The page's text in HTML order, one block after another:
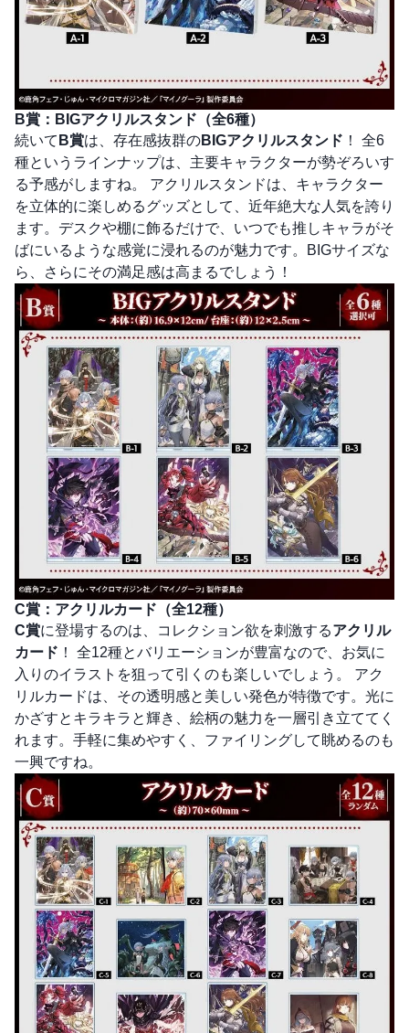
B賞：BIGアクリルスタンド（全6種）
続いて B賞は、存在感抜群のBIGアクリルスタンド ！ 全6
種というラインナップは、主要キャラクターが勢ぞろいす
る予感がしますね。 アクリルスタンドは、キャラクター
を立体的に楽しめるグッズとして、近年絶大な人気を誇り
ます。デスクや棚に飾るだけで、いつでも推しキャラがそ
ばにいるような感覚に浸れるのが魅力です。BIGサイズな
ら、さらにその満足感は高まるでしょう！
C賞：アクリルカード（全12種）
C賞に登場するのは、コレクション欲を刺激するアクリル
カード ！ 全12種とバリエーションが豊富なので、お気に
入りのイラストを狙って引くのも楽しいでしょう。 アク
リルカードは、その透明感と美しい発色が特徴です。光に
かざすとキラキラと輝き、絵柄の魅力を一層引き立ててく
れます。手軽に集めやすく、ファイリングして眺めるのも
一興ですね。